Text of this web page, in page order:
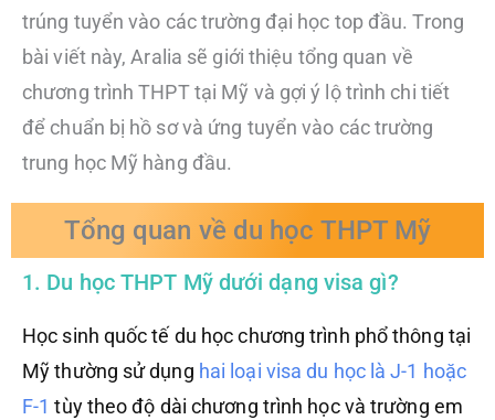
trúng tuyển vào các trường đại học top đầu. Trong
bài viết này, Aralia sẽ giới thiệu tổng quan về
chương trình THPT tại Mỹ và gợi ý lộ trình chi tiết
để chuẩn bị hồ sơ và ứng tuyển vào các trường
trung học Mỹ hàng đầu.
Tổng quan về du học THPT Mỹ
1. Du học THPT Mỹ dưới dạng visa gì?
Học sinh quốc tế du học chương trình phổ thông tại
Mỹ thường sử dụng hai loại visa du học là J-1 hoặc
F-1 tùy theo độ dài chương trình học và trường em